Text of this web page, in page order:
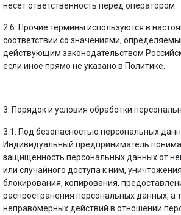
несет ответственность перед оператором.
2.6. Прочие термины используются в
соответствии со значениями,
действующим законодательством
если иное прямо не указано в Политике.
3. Порядок и условия обработки
3.1. Под безопасностью персональных
Индивидуальный предприниматель
защищенность персональных данных от
или случайного доступа к ним,
блокирования, копирования,
распространения персональных данных, а
неправомерных действий в отношении